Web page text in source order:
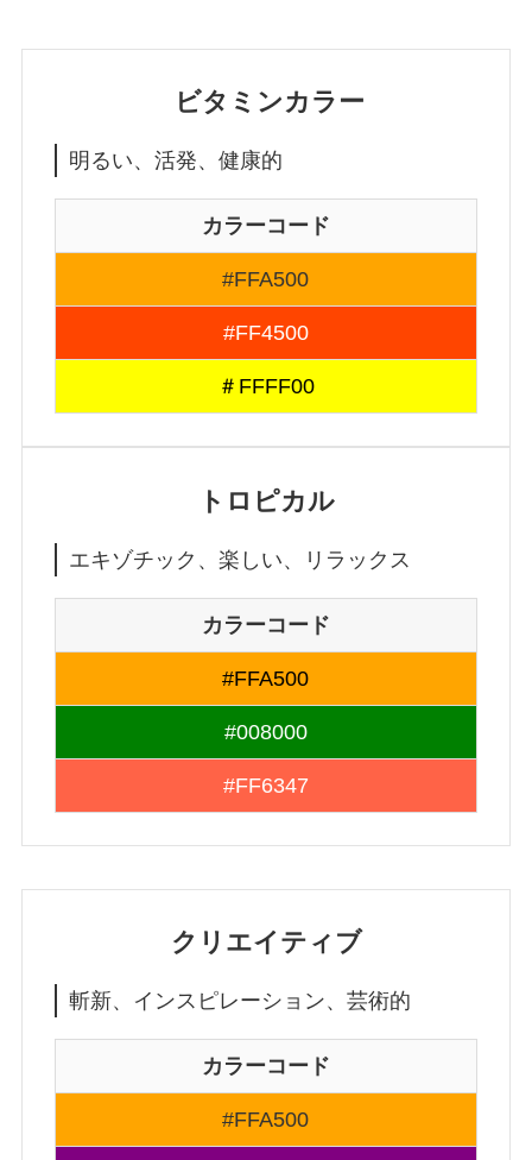
ビタミンカラー
明るい、活発、健康的
カラーコード
#FFA500
#FF4500
＃FFFF00
トロピカル
エキゾチック、楽しい、リラックス
カラーコード
#FFA500
#008000
#FF6347
クリエイティブ
斬新、インスピレーション、芸術的
カラーコード
#FFA500